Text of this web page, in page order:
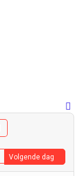
Volgende dag